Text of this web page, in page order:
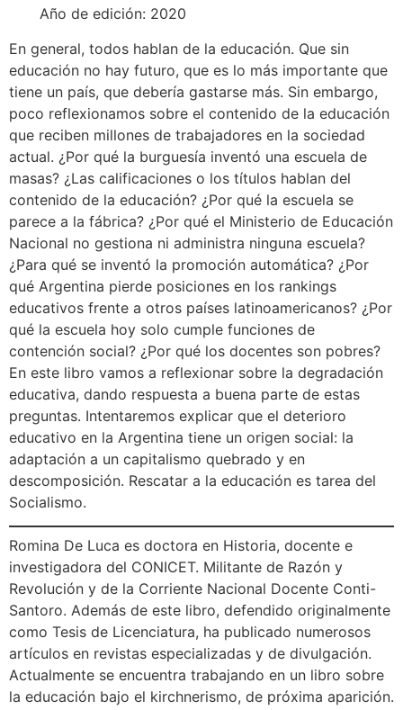
Año de edición: 2020
En general, todos hablan de la educación. Que sin
educación no hay futuro, que es lo más importante que
tiene un país, que debería gastarse más. Sin embargo,
poco reflexionamos sobre el contenido de la educación
que reciben millones de trabajadores en la sociedad
actual. ¿Por qué la burguesía inventó una escuela de
masas? ¿Las calificaciones o los títulos hablan del
contenido de la educación? ¿Por qué la escuela se
parece a la fábrica? ¿Por qué el Ministerio de Educación
Nacional no gestiona ni administra ninguna escuela?
¿Para qué se inventó la promoción automática? ¿Por
qué Argentina pierde posiciones en los rankings
educativos frente a otros países latinoamericanos? ¿Por
qué la escuela hoy solo cumple funciones de
contención social? ¿Por qué los docentes son pobres?
En este libro vamos a reflexionar sobre la degradación
educativa, dando respuesta a buena parte de estas
preguntas. Intentaremos explicar que el deterioro
educativo en la Argentina tiene un origen social: la
adaptación a un capitalismo quebrado y en
descomposición. Rescatar a la educación es tarea del
Socialismo.
Romina De Luca es doctora en Historia, docente e
investigadora del CONICET. Militante de Razón y
Revolución y de la Corriente Nacional Docente Conti-
Santoro. Además de este libro, defendido originalmente
como Tesis de Licenciatura, ha publicado numerosos
artículos en revistas especializadas y de divulgación.
Actualmente se encuentra trabajando en un libro sobre
la educación bajo el kirchnerismo, de próxima aparición.